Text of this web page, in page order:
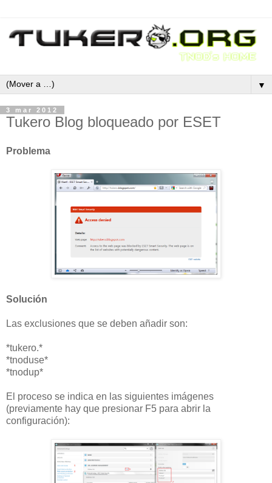
▼
3 mar 2012
Tukero Blog bloqueado por ESET
Problema
Solución
Las exclusiones que se deben añadir son:
*tukero.*
*tnoduse*
*tnodup*
El proceso se indica en las siguientes imágenes
(previamente hay que presionar F5 para abrir la
configuración):